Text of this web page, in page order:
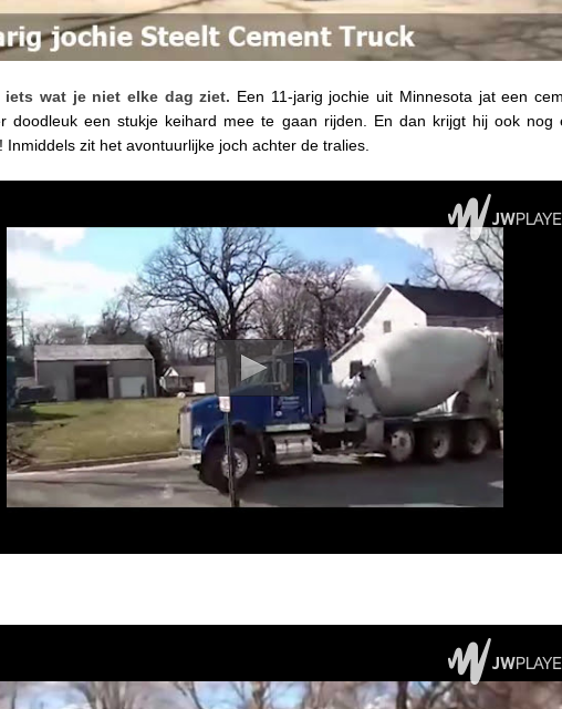
wat je niet elke dag ziet. Een 11-jarig jochie uit Minnesota jat een
doodleuk een stukje keihard mee te gaan rijden. En dan krijgt hij ook nog
Inmiddels zit het avontuurlijke joch achter de tralies.